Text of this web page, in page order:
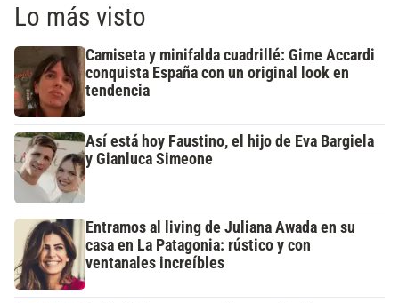
Lo más visto
Camiseta y minifalda cuadrillé: Gime Accardi
conquista España con un original look en
tendencia
Así está hoy Faustino, el hijo de Eva Bargiela
y Gianluca Simeone
Entramos al living de Juliana Awada en su
casa en La Patagonia: rústico y con
ventanales increíbles